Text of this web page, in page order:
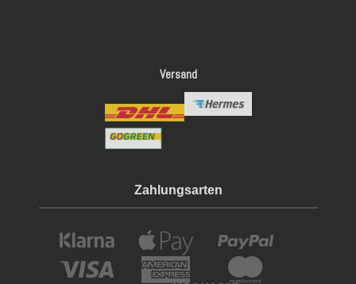
Versand
Zahlungsarten